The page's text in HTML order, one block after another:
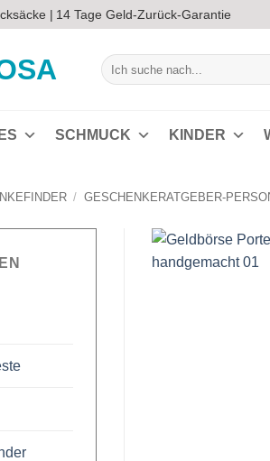
| 14 Tage Geld-Zurück-Garantie
Suchen
nach:
SCHMUCK KINDER
/ GESCHENKERATGEBER-